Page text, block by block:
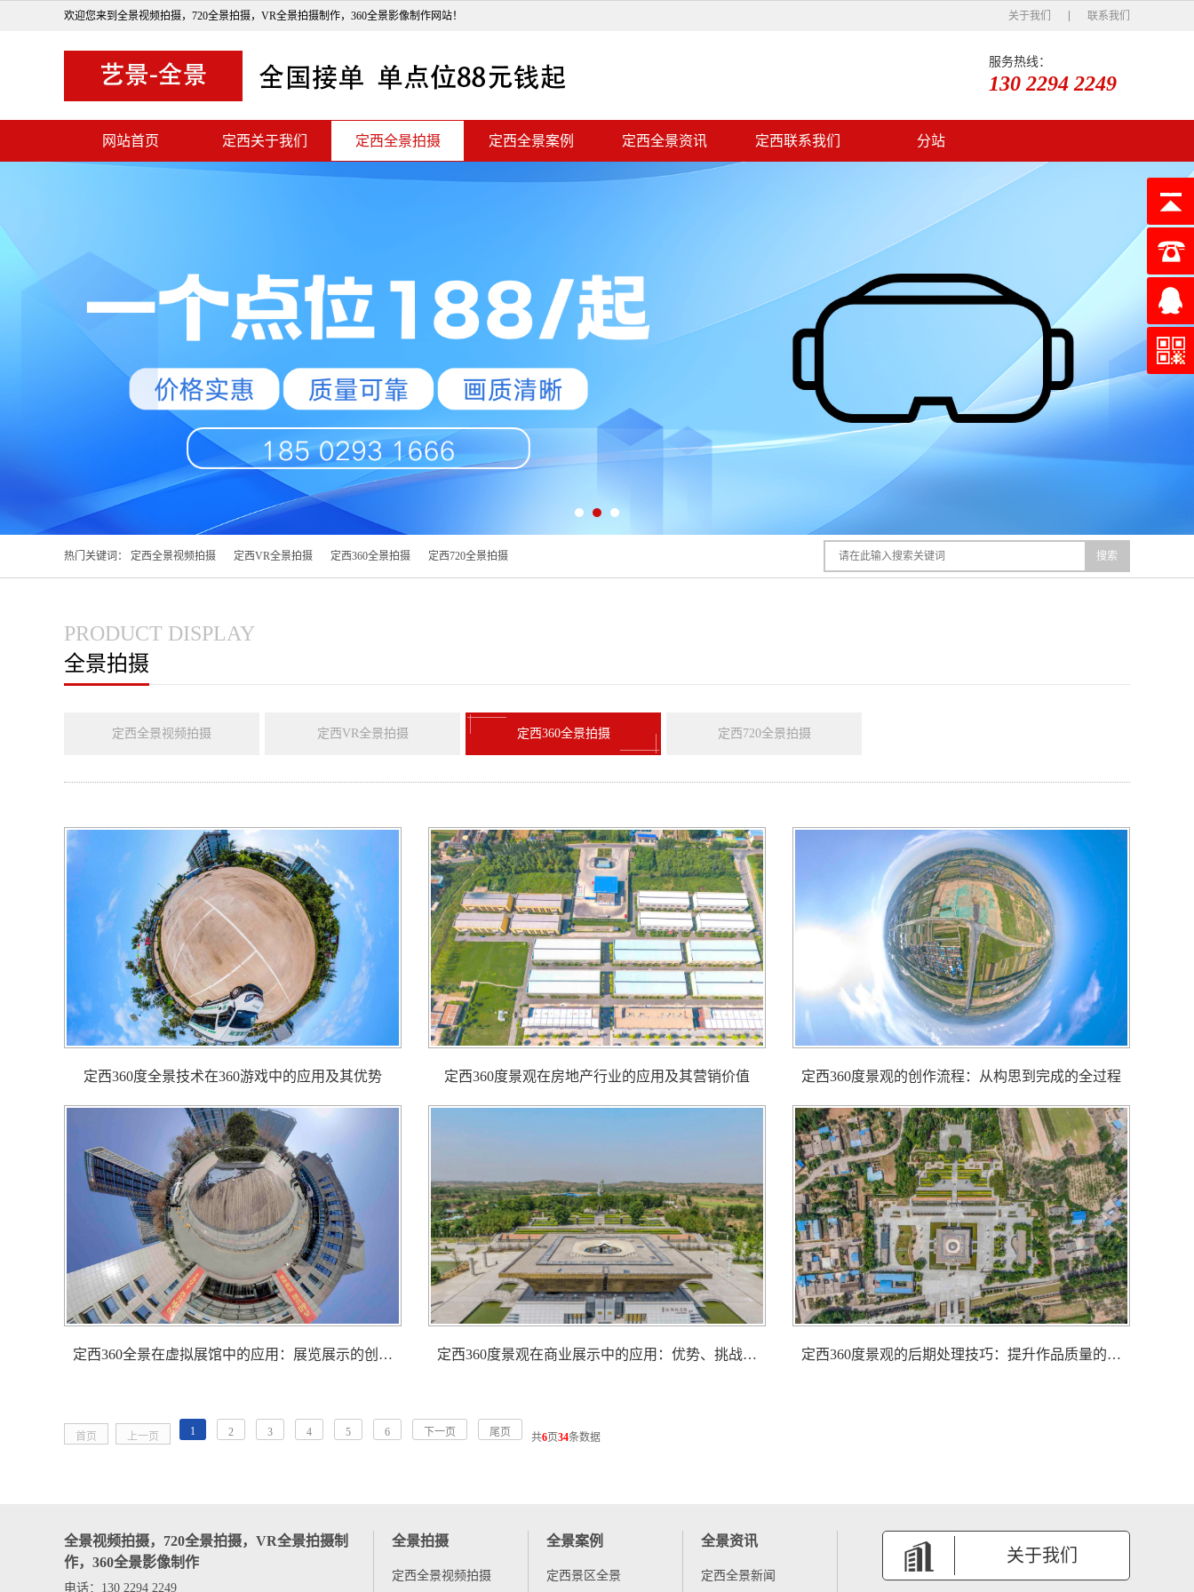
欢迎您来到全景视频拍摄，720全景拍摄，VR全景拍摄制作，360全景影像制作网站！ 关于我们 联系我们
服务热线：
130 2294 2249
网站首页 定西关于我们 定西全景拍摄 定西全景案例 定西全景资讯 定西联系我们 分站
热门关键词： 定西全景视频拍摄 定西VR全景拍摄 定西360全景拍摄 定西720全景拍摄 搜索
PRODUCT DISPLAY
全景拍摄
定西全景视频拍摄 定西VR全景拍摄 定西360全景拍摄 定西720全景拍摄
定西360度全景技术在360游戏中的应用及其优势 定西360度景观在房地产行业的应用及其营销价值 定西360度景观的创作流程：从构思到完成的全过程
定西360全景在虚拟展馆中的应用：展览展示的创新与变革 定西360度景观在商业展示中的应用：优势、挑战与前景 定西360度景观的后期处理技巧：提升作品质量的关键步骤
首页 上一页 1 2 3 4 5 6 下一页 尾页 共6页34条数据
全景视频拍摄，720全景拍摄，VR全景拍摄制
作，360全景影像制作
电话：130 2294 2249
全景拍摄
定西全景视频拍摄
全景案例
定西景区全景
全景资讯
定西全景新闻
关于我们